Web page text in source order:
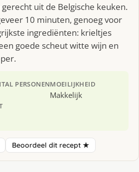
uit de Belgische keuken.
10 minuten, genoeg voor
ingrediënten: krieltjes
goede scheut witte wijn en
PERSONENMOEILIJKHEID
Makkelijk
Beoordeel dit recept ★